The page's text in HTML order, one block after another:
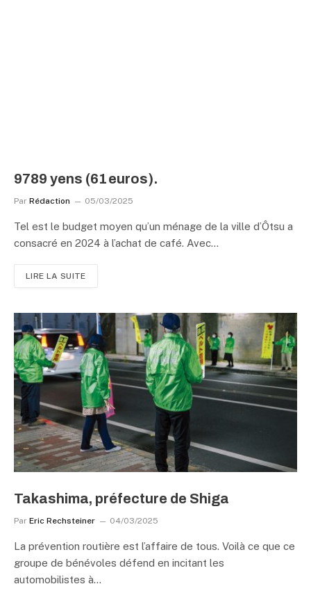
9789 yens (61 euros).
Par Rédaction 05/03/2025
Tel est le budget moyen qu’un ménage de la ville d’Ôtsu a
consacré en 2024 à l’achat de café. Avec…
LIRE LA SUITE
Takashima, préfecture de Shiga
Par Eric Rechsteiner 04/03/2025
La prévention routière est l’affaire de tous. Voilà ce que ce
groupe de bénévoles défend en incitant les
automobilistes à…